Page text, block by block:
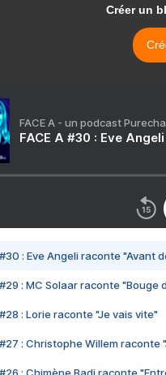
Créer un
FACE A - un podcast
FACE A #30 : Eve
#30 : Eve Angeli raconte "Avant
#29 : MC Solaar raconte "Bouge
#28 : Lorie raconte "Je vais vite"
#27 : Christophe Willem raconte